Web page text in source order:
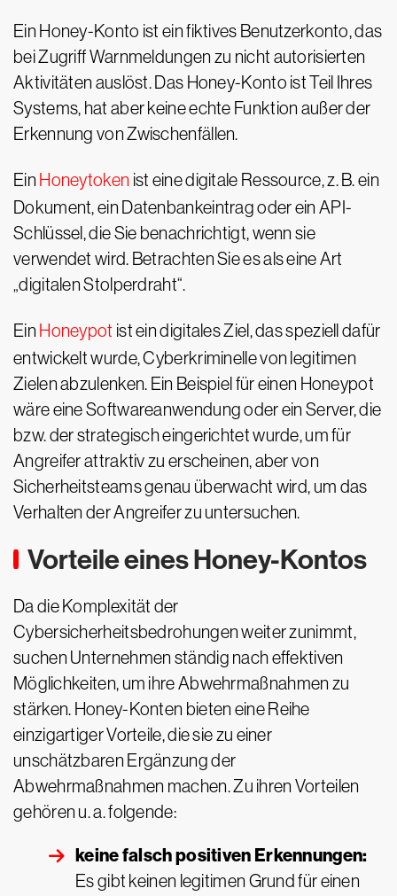
Ein Honey-Konto ist ein fiktives Benutzerkonto, das
bei Zugriff Warnmeldungen zu nicht autorisierten
Aktivitäten auslöst. Das Honey-Konto ist Teil Ihres
Systems, hat aber keine echte Funktion außer der
Erkennung von Zwischenfällen.
Ein Honeytoken ist eine digitale Ressource, z. B. ein
Dokument, ein Datenbankeintrag oder ein API-
Schlüssel, die Sie benachrichtigt, wenn sie
verwendet wird. Betrachten Sie es als eine Art
„digitalen Stolperdraht“.
Ein Honeypot ist ein digitales Ziel, das speziell dafür
entwickelt wurde, Cyberkriminelle von legitimen
Zielen abzulenken. Ein Beispiel für einen Honeypot
wäre eine Softwareanwendung oder ein Server, die
bzw. der strategisch eingerichtet wurde, um für
Angreifer attraktiv zu erscheinen, aber von
Sicherheitsteams genau überwacht wird, um das
Verhalten der Angreifer zu untersuchen.
Vorteile eines Honey-Kontos
Da die Komplexität der
Cybersicherheitsbedrohungen weiter zunimmt,
suchen Unternehmen ständig nach effektiven
Möglichkeiten, um ihre Abwehrmaßnahmen zu
stärken. Honey-Konten bieten eine Reihe
einzigartiger Vorteile, die sie zu einer
unschätzbaren Ergänzung der
Abwehrmaßnahmen machen. Zu ihren Vorteilen
gehören u. a. folgende:
keine falsch positiven Erkennungen:
Es gibt keinen legitimen Grund für einen